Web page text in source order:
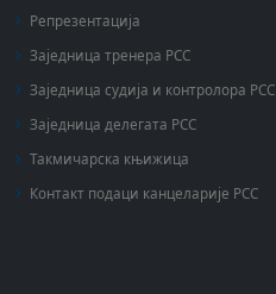
Репрезентација
Заједница тренера РСС
Заједница судија и контролора РСС
Заједница делегата РСС
Такмичарска књижица
Контакт подаци канцеларије РСС